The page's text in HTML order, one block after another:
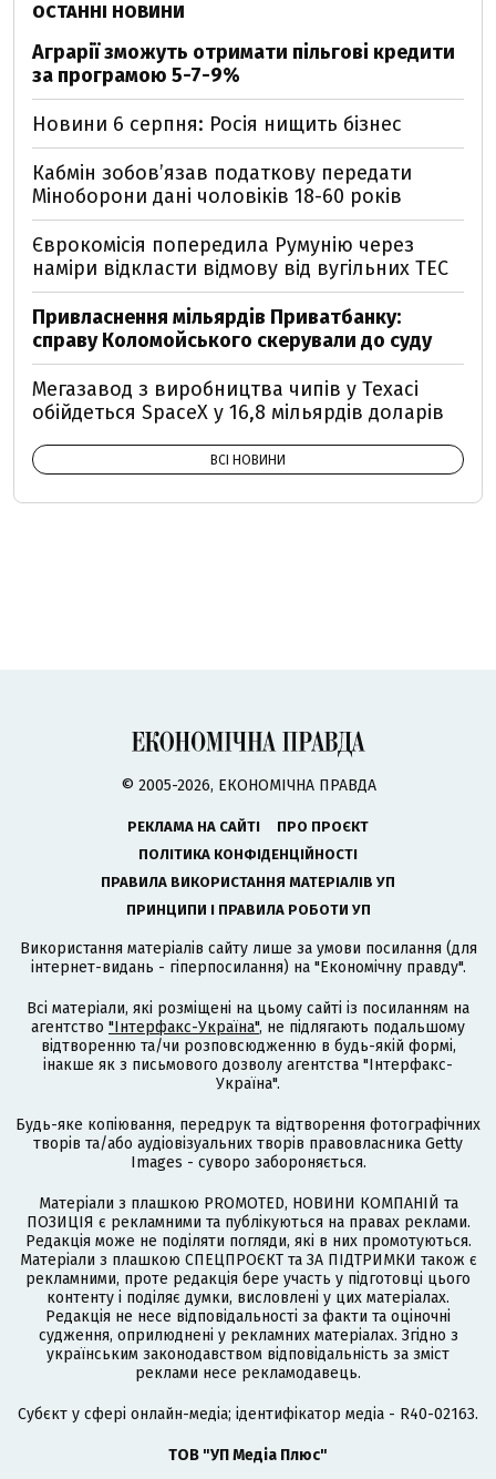
ОСТАННІ НОВИНИ
Аграрії зможуть отримати пільгові кредити
за програмою 5-7-9%
Новини 6 серпня: Росія нищить бізнес
Кабмін зобовʼязав податкову передати
Міноборони дані чоловіків 18-60 років
Єврокомісія попередила Румунію через
наміри відкласти відмову від вугільних ТЕС
Привласнення мільярдів Приватбанку:
справу Коломойського скерували до суду
Мегазавод з виробництва чипів у Техасі
обійдеться SpaceX у 16,8 мільярдів доларів
ВСІ НОВИНИ
© 2005-2026, ЕКОНОМІЧНА ПРАВДА
РЕКЛАМА НА САЙТІ
ПРО ПРОЄКТ
ПОЛІТИКА КОНФІДЕНЦІЙНОСТІ
ПРАВИЛА ВИКОРИСТАННЯ МАТЕРІАЛІВ УП
ПРИНЦИПИ І ПРАВИЛА РОБОТИ УП
Використання матеріалів сайту лише за умови посилання (для
інтернет-видань - гіперпосилання) на "Економічну правду".
Всі матеріали, які розміщені на цьому сайті із посиланням на
агентство "Інтерфакс-Україна", не підлягають подальшому
відтворенню та/чи розповсюдженню в будь-якій формі,
інакше як з письмового дозволу агентства "Інтерфакс-
Україна".
Будь-яке копіювання, передрук та відтворення фотографічних
творів та/або аудіовізуальних творів правовласника Getty
Images - суворо забороняється.
Матеріали з плашкою PROMOTED, НОВИНИ КОМПАНІЙ та
ПОЗИЦІЯ є рекламними та публікуються на правах реклами.
Редакція може не поділяти погляди, які в них промотуються.
Матеріали з плашкою СПЕЦПРОЄКТ та ЗА ПІДТРИМКИ також є
рекламними, проте редакція бере участь у підготовці цього
контенту і поділяє думки, висловлені у цих матеріалах.
Редакція не несе відповідальності за факти та оціночні
судження, оприлюднені у рекламних матеріалах. Згідно з
українським законодавством відповідальність за зміст
реклами несе рекламодавець.
Cубєкт у сфері онлайн-медіа; ідентифікатор медіа - R40-02163.
ТОВ "УП Медіа Плюс"